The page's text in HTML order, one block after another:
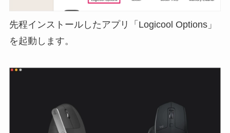
先程インストールしたアプリ「Logicool Options」
を起動します。